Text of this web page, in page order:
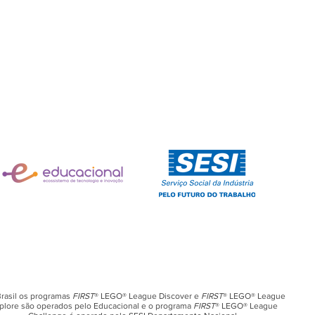
os programas FIRST® LEGO® League Discover e FIRST® LEGO® League
são operados pelo Educacional e o programa FIRST® LEGO® League